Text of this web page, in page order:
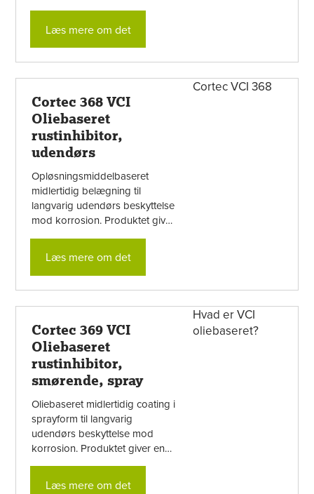
film, der er ridsefast og ...
Læs mere om det
Cortec 368 VCI
Oliebaseret
rustinhibitor,
udendørs
Opløsningsmiddelbaseret
midlertidig belægning til
langvarig udendørs beskyttelse
mod korrosion. Produktet giver
ridsefast og selvreparerende.
Filmen ...
Læs mere om det
Cortec 369 VCI
Oliebaseret
rustinhibitor,
smørende, spray
Oliebaseret midlertidig coating i
sprayform til langvarig
udendørs beskyttelse mod
korrosion. Produktet giver en
halvgennemsigtig, olieagtig film,
Læs mere om det